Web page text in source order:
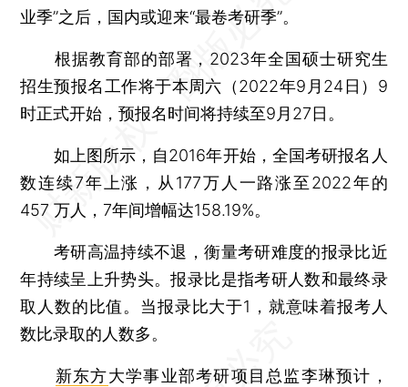
业季”之后，国内或迎来“最卷考研季”。
根据教育部的部署，2023年全国硕士研究生
招生预报名工作将于本周六（2022年9月24日）9
时正式开始，预报名时间将持续至9月27日。
如上图所示，自2016年开始，全国考研报名人
数连续7年上涨，从177万人一路涨至2022年的
457 万人，7年间增幅达158.19%。
考研高温持续不退，衡量考研难度的报录比近
年持续呈上升势头。报录比是指考研人数和最终录
取人数的比值。当报录比大于1，就意味着报考人
数比录取的人数多。
新东方大学事业部考研项目总监李琳预计，